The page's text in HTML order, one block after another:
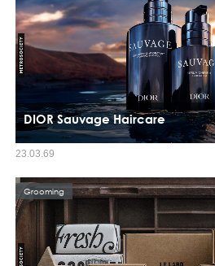
DIOR Sauvage Haircare
Sauvage สะท้อนถึงพลังความเป็นชายที่เป็นอิสระ
ธรรมชาติอย่างแท้จริง ด้วยจิตวิญญาณนี้ ไลน์
ใช้งานง่ายและมีประสิทธิภาพ ออกแบบมาเพื่อผิวข
23.03.69
Grooming